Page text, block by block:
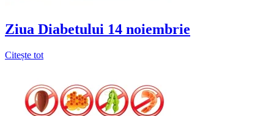
Ziua Diabetului 14 noiembrie
Citește tot